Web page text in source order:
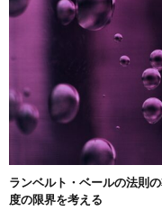
ランベルト・ベールの法則
度の限界を考える